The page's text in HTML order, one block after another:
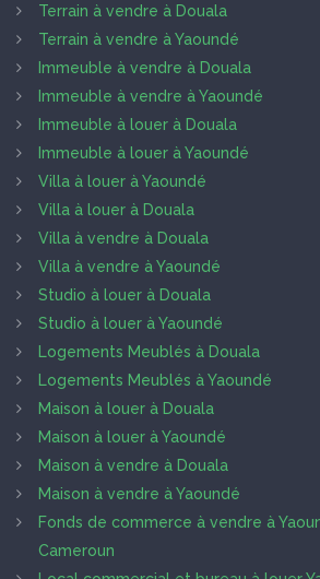
Terrain à vendre à Douala
Terrain à vendre à Yaoundé
Immeuble à vendre à Douala
Immeuble à vendre à Yaoundé
Immeuble à louer à Douala
Immeuble à louer à Yaoundé
Villa à louer à Yaoundé
Villa à louer à Douala
Villa à vendre à Douala
Villa à vendre à Yaoundé
Studio à louer à Douala
Studio à louer à Yaoundé
Logements Meublés à Douala
Logements Meublés à Yaoundé
Maison à louer à Douala
Maison à louer à Yaoundé
Maison à vendre à Douala
Maison à vendre à Yaoundé
Fonds de commerce à vendre à
Cameroun